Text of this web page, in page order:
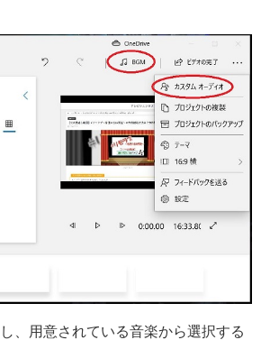
、用意されている音楽から選択する